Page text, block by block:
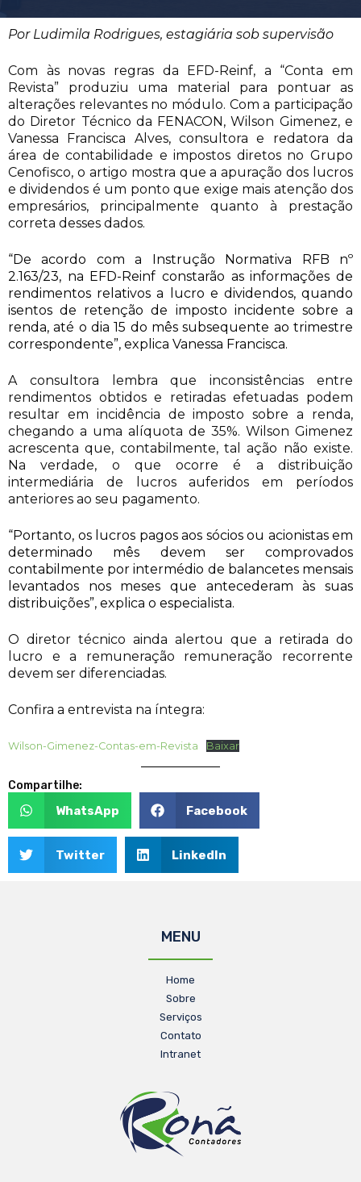
Por Ludimila Rodrigues, estagiária sob supervisão
Com às novas regras da EFD-Reinf, a “Conta em
Revista” produziu uma material para pontuar as
alterações relevantes no módulo. Com a participação
do Diretor Técnico da FENACON, Wilson Gimenez, e
Vanessa Francisca Alves, consultora e redatora da
área de contabilidade e impostos diretos no Grupo
Cenofisco, o artigo mostra que a apuração dos lucros
e dividendos é um ponto que exige mais atenção dos
empresários, principalmente quanto à prestação
correta desses dados.
“De acordo com a Instrução Normativa RFB nº
2.163/23, na EFD-Reinf constarão as informações de
rendimentos relativos a lucro e dividendos, quando
isentos de retenção de imposto incidente sobre a
renda, até o dia 15 do mês subsequente ao trimestre
correspondente”, explica Vanessa Francisca.
A consultora lembra que inconsistências entre
rendimentos obtidos e retiradas efetuadas podem
resultar em incidência de imposto sobre a renda,
chegando a uma alíquota de 35%. Wilson Gimenez
acrescenta que, contabilmente, tal ação não existe.
Na verdade, o que ocorre é a distribuição
intermediária de lucros auferidos em períodos
anteriores ao seu pagamento.
“Portanto, os lucros pagos aos sócios ou acionistas em
determinado mês devem ser comprovados
contabilmente por intermédio de balancetes mensais
levantados nos meses que antecederam às suas
distribuições”, explica o especialista.
O diretor técnico ainda alertou que a retirada do
lucro e a remuneração remuneração recorrente
devem ser diferenciadas.
Confira a entrevista na íntegra:
Wilson-Gimenez-Contas-em-Revista Baixar
Compartilhe:
WhatsApp Facebook
Twitter LinkedIn
MENU
Home
Sobre
Serviços
Contato
Intranet